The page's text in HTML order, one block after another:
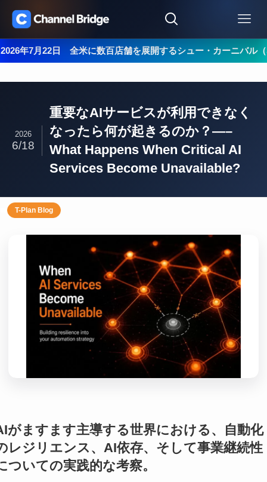
22日 全米に数百店舗を展開するシュー・カーニバル（Shoe
重要なAIサービスが利用できなく
なったら何が起きるのか？—–
What Happens When Critical AI
Services Become Unavailable?
2026
6/18
T-Plan Blog
がますます主導する世界における、自動化
レジリエンス、AI依存、そして事業継続性
ついての実践的な考察。